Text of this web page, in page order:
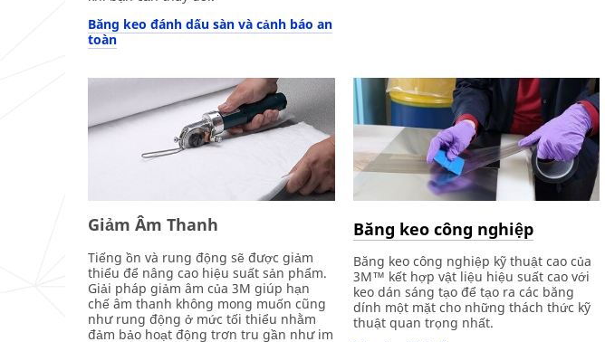
Băng keo đánh dấu sàn và cảnh báo an
toàn
Giảm Âm Thanh
Tiếng ồn và rung động sẽ được giảm
thiểu để nâng cao hiệu suất sản phẩm.
Giải pháp giảm âm của 3M giúp hạn
chế âm thanh không mong muốn cũng
như rung động ở mức tối thiểu nhằm
đảm bảo hoạt động trơn tru gần như im
Băng keo công nghiệp
Băng keo công nghiệp kỹ thuật cao của
3M™ kết hợp vật liệu hiệu suất cao với
keo dán sáng tạo để tạo ra các băng
dính một mặt cho những thách thức kỹ
thuật quan trọng nhất.